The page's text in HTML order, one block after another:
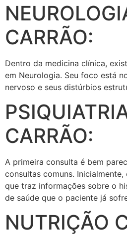
CARRÃO:
Dentro da medicina clínica,
em Neurologia. Seu foco está
nervoso e seus distúrbios
CARRÃO:
A primeira consulta é bem
consultas comuns. Inicialmente,
que traz informações sobre o
de saúde que o paciente já
NUTRIÇÃO